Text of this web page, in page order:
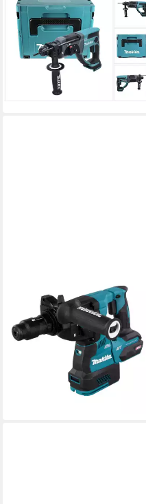
MAKITA
Akku-Kombibohrhammer DHR
202 ZJ Akku Kombihammer
18 V 2,0 J SDS Plus +
lieferbar - in 2-3 Werktagen bei dir
Akku-Bohrhammer HR 002
GZ Akku Bohrhammer 40 V
max. 2,9 J SDS plus
Brushless Solo
lieferbar - in 2-3 Werktagen bei dir